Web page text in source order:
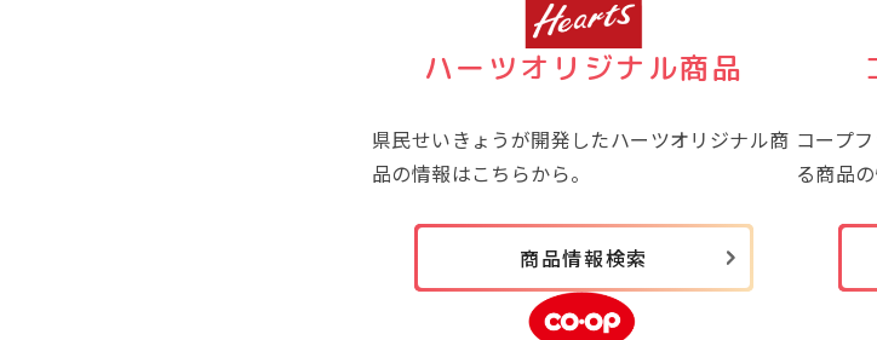
ハーツオリジナル商品
県民せいきょうが開発したハーツオリジナル商
品の情報はこちらから。
商品情報検索
コープ
る商品